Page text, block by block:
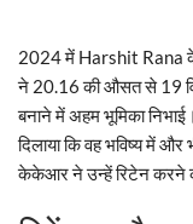
2024 में Harshit Rana के
ने 20.16 की औसत से 19
बनाने में अहम भूमिका
दिलाया कि वह भविष्य में
केकेआर ने उन्हें रिटेन करने